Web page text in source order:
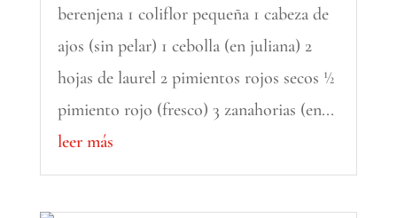
berenjena 1 coliflor pequeña 1 cabeza de
ajos (sin pelar) 1 cebolla (en juliana) 2
hojas de laurel 2 pimientos rojos secos ½
pimiento rojo (fresco) 3 zanahorias (en...
leer más